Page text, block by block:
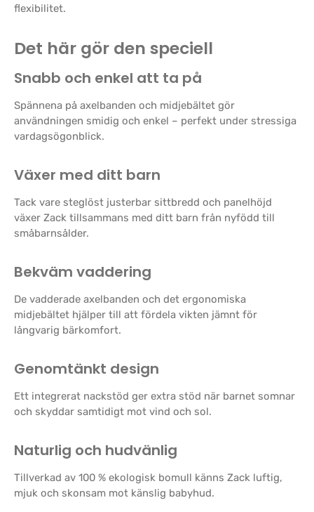
flexibilitet.
Det här gör den speciell
Snabb och enkel att ta på
Spännena på axelbanden och midjebältet gör
användningen smidig och enkel – perfekt under stressiga
vardagsögonblick.
Växer med ditt barn
Tack vare steglöst justerbar sittbredd och panelhöjd
växer Zack tillsammans med ditt barn från nyfödd till
småbarnsålder.
Bekväm vaddering
De vadderade axelbanden och det ergonomiska
midjebältet hjälper till att fördela vikten jämnt för
långvarig bärkomfort.
Genomtänkt design
Ett integrerat nackstöd ger extra stöd när barnet somnar
och skyddar samtidigt mot vind och sol.
Naturlig och hudvänlig
Tillverkad av 100 % ekologisk bomull känns Zack luftig,
mjuk och skonsam mot känslig babyhud.